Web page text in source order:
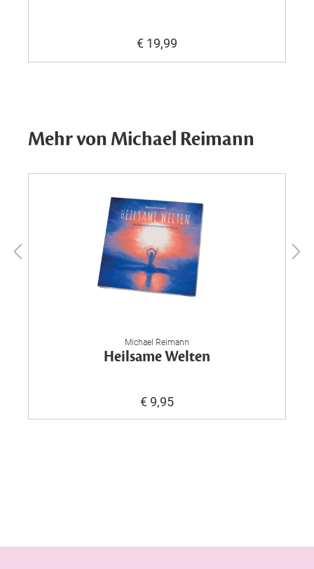
€ 19,99
Mehr von Michael Reimann
Michael Reimann
Heilsame Welten
€ 9,95